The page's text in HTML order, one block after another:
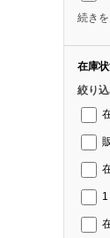
続き
在庫
絞り